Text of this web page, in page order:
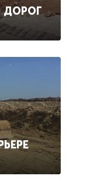
ДОРОГ